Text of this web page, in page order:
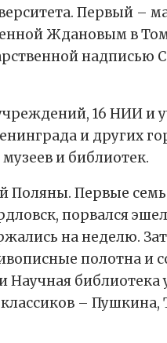
Первый –
Ждановым в
надписью
16 НИИ и
и других
и библиотек.
Поляны. Первые
порвался
на неделю.
полотна
Научная библиотека
– Пушкина,